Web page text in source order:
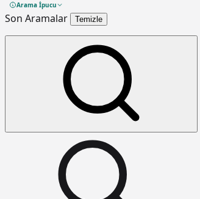
Arama İpucu
Son Aramalar Temizle